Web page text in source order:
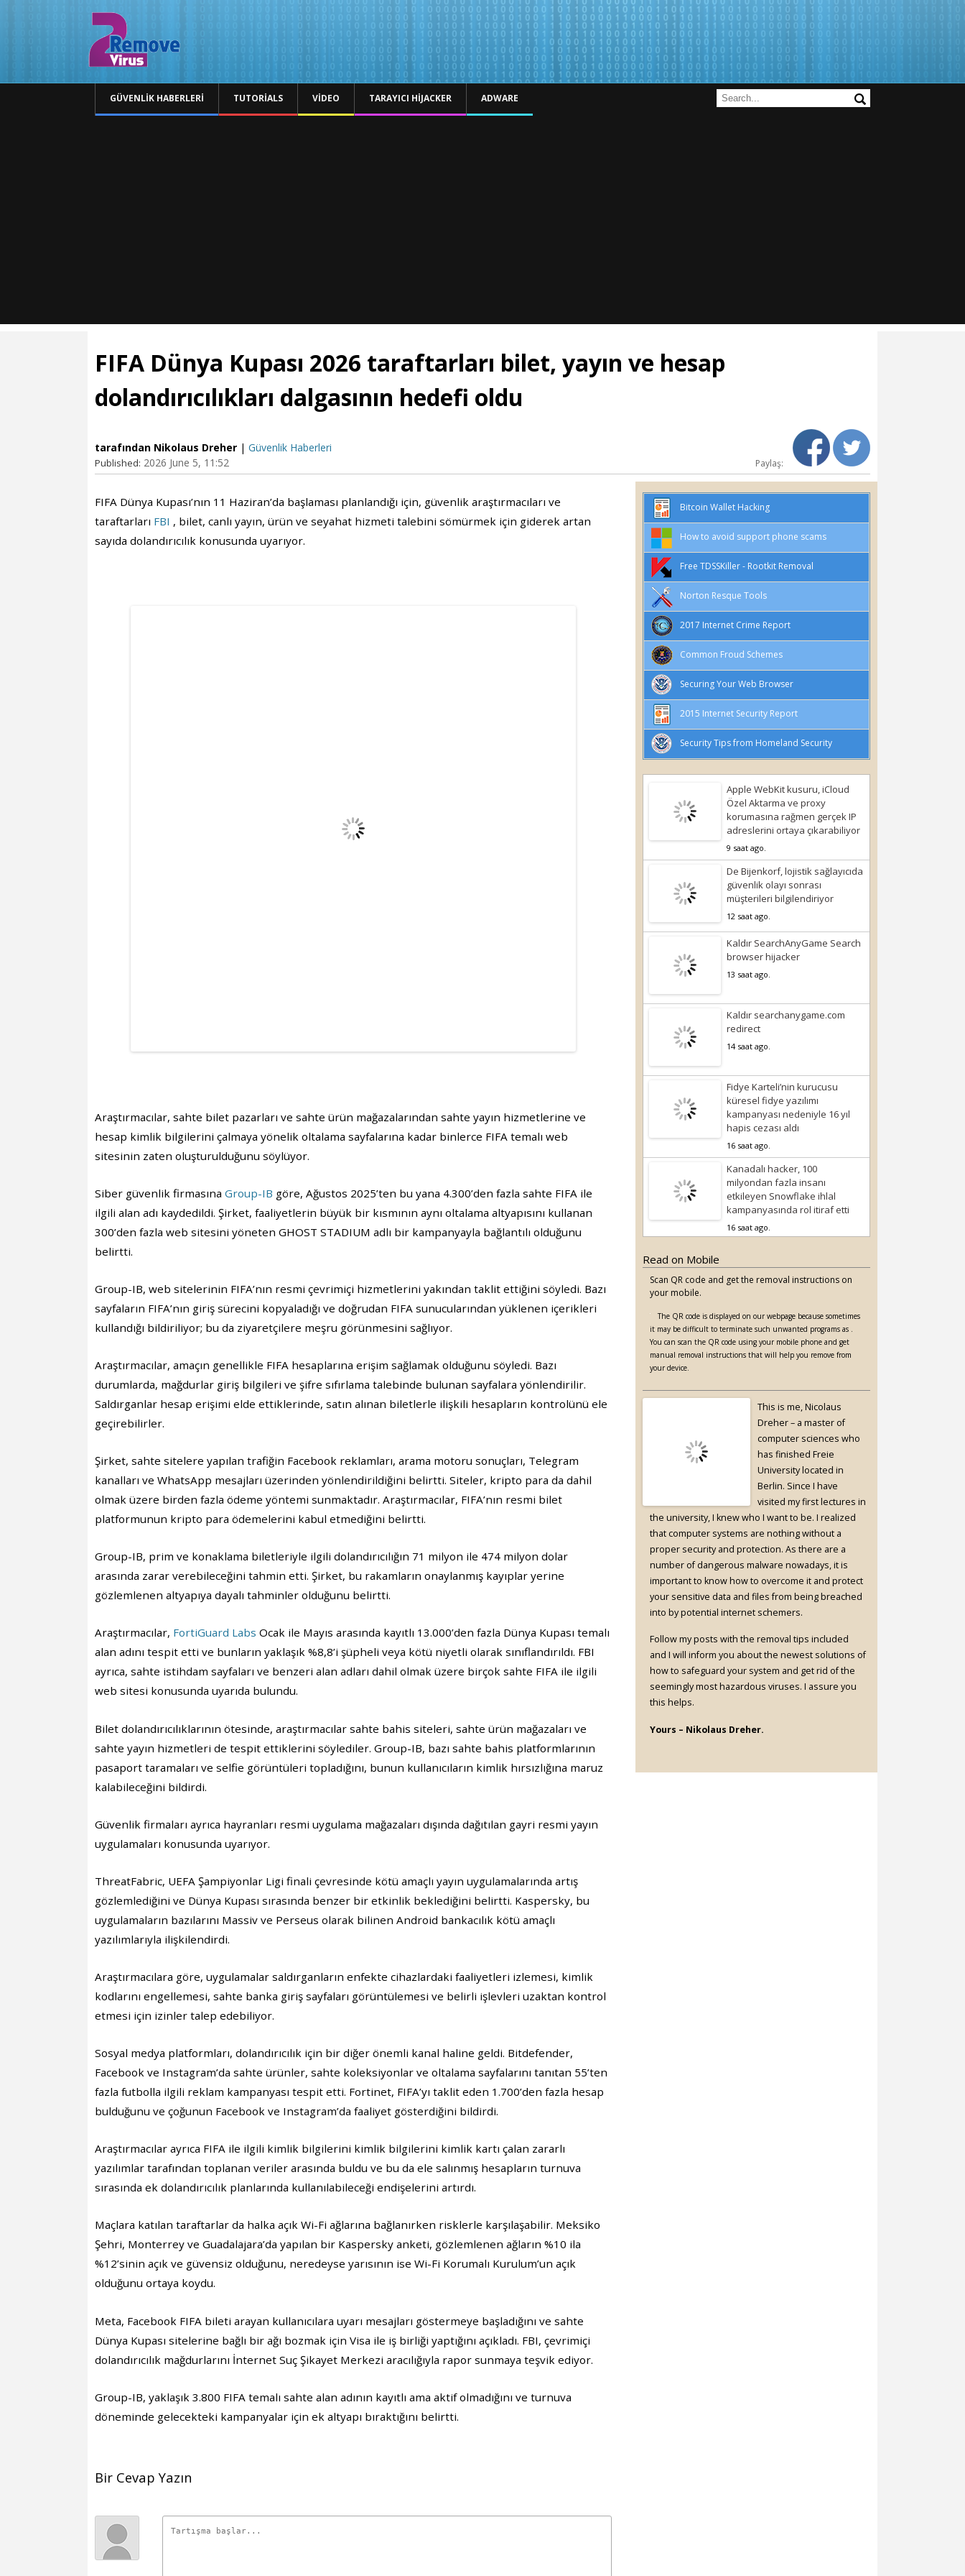
GÜVENLIK HABERLERI TUTORIALS VIDEO TARAYICI HIJACKER ADWARE
FIFA Dünya Kupası 2026 taraftarları bilet, yayın ve hesap
dolandırıcılıkları dalgasının hedefi oldu
tarafından Nikolaus Dreher | Güvenlik Haberleri
Published: 2026 June 5, 11:52 Paylaş:
FIFA Dünya Kupası’nın 11 Haziran’da başlaması planlandığı için, güvenlik araştırmacıları ve
taraftarları FBI , bilet, canlı yayın, ürün ve seyahat hizmeti talebini sömürmek için giderek artan
sayıda dolandırıcılık konusunda uyarıyor.
Araştırmacılar, sahte bilet pazarları ve sahte ürün mağazalarından sahte yayın hizmetlerine ve
hesap kimlik bilgilerini çalmaya yönelik oltalama sayfalarına kadar binlerce FIFA temalı web
sitesinin zaten oluşturulduğunu söylüyor.
Siber güvenlik firmasına Group-IB göre, Ağustos 2025’ten bu yana 4.300’den fazla sahte FIFA ile
ilgili alan adı kaydedildi. Şirket, faaliyetlerin büyük bir kısmının aynı oltalama altyapısını kullanan
300’den fazla web sitesini yöneten GHOST STADIUM adlı bir kampanyayla bağlantılı olduğunu
belirtti.
Group-IB, web sitelerinin FIFA’nın resmi çevrimiçi hizmetlerini yakından taklit ettiğini söyledi. Bazı
sayfaların FIFA’nın giriş sürecini kopyaladığı ve doğrudan FIFA sunucularından yüklenen içerikleri
kullandığı bildiriliyor; bu da ziyaretçilere meşru görünmesini sağlıyor.
Araştırmacılar, amaçın genellikle FIFA hesaplarına erişim sağlamak olduğunu söyledi. Bazı
durumlarda, mağdurlar giriş bilgileri ve şifre sıfırlama talebinde bulunan sayfalara yönlendirilir.
Saldırganlar hesap erişimi elde ettiklerinde, satın alınan biletlerle ilişkili hesapların kontrolünü ele
geçirebilirler.
Şirket, sahte sitelere yapılan trafiğin Facebook reklamları, arama motoru sonuçları, Telegram
kanalları ve WhatsApp mesajları üzerinden yönlendirildiğini belirtti. Siteler, kripto para da dahil
olmak üzere birden fazla ödeme yöntemi sunmaktadır. Araştırmacılar, FIFA’nın resmi bilet
platformunun kripto para ödemelerini kabul etmediğini belirtti.
Group-IB, prim ve konaklama biletleriyle ilgili dolandırıcılığın 71 milyon ile 474 milyon dolar
arasında zarar verebileceğini tahmin etti. Şirket, bu rakamların onaylanmış kayıplar yerine
gözlemlenen altyapıya dayalı tahminler olduğunu belirtti.
Araştırmacılar, FortiGuard Labs Ocak ile Mayıs arasında kayıtlı 13.000’den fazla Dünya Kupası temalı
alan adını tespit etti ve bunların yaklaşık %8,8’i şüpheli veya kötü niyetli olarak sınıflandırıldı. FBI
ayrıca, sahte istihdam sayfaları ve benzeri alan adları dahil olmak üzere birçok sahte FIFA ile ilgili
web sitesi konusunda uyarıda bulundu.
Bilet dolandırıcılıklarının ötesinde, araştırmacılar sahte bahis siteleri, sahte ürün mağazaları ve
sahte yayın hizmetleri de tespit ettiklerini söylediler. Group-IB, bazı sahte bahis platformlarının
pasaport taramaları ve selfie görüntüleri topladığını, bunun kullanıcıların kimlik hırsızlığına maruz
kalabileceğini bildirdi.
Güvenlik firmaları ayrıca hayranları resmi uygulama mağazaları dışında dağıtılan gayri resmi yayın
uygulamaları konusunda uyarıyor.
ThreatFabric, UEFA Şampiyonlar Ligi finali çevresinde kötü amaçlı yayın uygulamalarında artış
gözlemlediğini ve Dünya Kupası sırasında benzer bir etkinlik beklediğini belirtti. Kaspersky, bu
uygulamaların bazılarını Massiv ve Perseus olarak bilinen Android bankacılık kötü amaçlı
yazılımlarıyla ilişkilendirdi.
Araştırmacılara göre, uygulamalar saldırganların enfekte cihazlardaki faaliyetleri izlemesi, kimlik
kodlarını engellemesi, sahte banka giriş sayfaları görüntülemesi ve belirli işlevleri uzaktan kontrol
etmesi için izinler talep edebiliyor.
Sosyal medya platformları, dolandırıcılık için bir diğer önemli kanal haline geldi. Bitdefender,
Facebook ve Instagram’da sahte ürünler, sahte koleksiyonlar ve oltalama sayfalarını tanıtan 55’ten
fazla futbolla ilgili reklam kampanyası tespit etti. Fortinet, FIFA’yı taklit eden 1.700’den fazla hesap
bulduğunu ve çoğunun Facebook ve Instagram’da faaliyet gösterdiğini bildirdi.
Araştırmacılar ayrıca FIFA ile ilgili kimlik bilgilerini kimlik bilgilerini kimlik kartı çalan zararlı
yazılımlar tarafından toplanan veriler arasında buldu ve bu da ele salınmış hesapların turnuva
sırasında ek dolandırıcılık planlarında kullanılabileceği endişelerini artırdı.
Maçlara katılan taraftarlar da halka açık Wi-Fi ağlarına bağlanırken risklerle karşılaşabilir. Meksiko
Şehri, Monterrey ve Guadalajara’da yapılan bir Kaspersky anketi, gözlemlenen ağların %10 ila
%12’sinin açık ve güvensiz olduğunu, neredeyse yarısının ise Wi-Fi Korumalı Kurulum’un açık
olduğunu ortaya koydu.
Meta, Facebook FIFA bileti arayan kullanıcılara uyarı mesajları göstermeye başladığını ve sahte
Dünya Kupası sitelerine bağlı bir ağı bozmak için Visa ile iş birliği yaptığını açıkladı. FBI, çevrimiçi
dolandırıcılık mağdurlarını İnternet Suç Şikayet Merkezi aracılığıyla rapor sunmaya teşvik ediyor.
Group-IB, yaklaşık 3.800 FIFA temalı sahte alan adının kayıtlı ama aktif olmadığını ve turnuva
döneminde gelecekteki kampanyalar için ek altyapı bıraktığını belirtti.
Bir Cevap Yazın
Bitcoin Wallet Hacking
How to avoid support phone scams
Free TDSSKiller - Rootkit Removal
Norton Resque Tools
2017 Internet Crime Report
Common Froud Schemes
Securing Your Web Browser
2015 Internet Security Report
Security Tips from Homeland Security
Apple WebKit kusuru, iCloud
Özel Aktarma ve proxy
korumasına rağmen gerçek IP
adreslerini ortaya çıkarabiliyor
9 saat ago.
De Bijenkorf, lojistik sağlayıcıda
güvenlik olayı sonrası
müşterileri bilgilendiriyor
12 saat ago.
Kaldır SearchAnyGame Search
browser hijacker
13 saat ago.
Kaldır searchanygame.com
redirect
14 saat ago.
Fidye Karteli’nin kurucusu
küresel fidye yazılımı
kampanyası nedeniyle 16 yıl
hapis cezası aldı
16 saat ago.
Kanadalı hacker, 100
milyondan fazla insanı
etkileyen Snowflake ihlal
kampanyasında rol itiraf etti
16 saat ago.
Read on Mobile
Scan QR code and get the removal instructions on
your mobile.
The QR code is displayed on our webpage because sometimes
it may be difficult to terminate such unwanted programs as .
You can scan the QR code using your mobile phone and get
manual removal instructions that will help you remove from
your device.
This is me, Nicolaus
Dreher – a master of
computer sciences who
has finished Freie
University located in
Berlin. Since I have
visited my first lectures in
the university, I knew who I want to be. I realized
that computer systems are nothing without a
proper security and protection. As there are a
number of dangerous malware nowadays, it is
important to know how to overcome it and protect
your sensitive data and files from being breached
into by potential internet schemers.
Follow my posts with the removal tips included
and I will inform you about the newest solutions of
how to safeguard your system and get rid of the
seemingly most hazardous viruses. I assure you
this helps.
Yours – Nikolaus Dreher.